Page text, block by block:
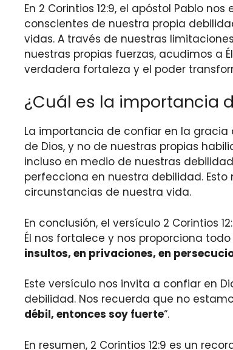
En 2 Corintios 12:9, el apóstol Pablo
conscientes de nuestra propia
vidas. A través de nuestras
nuestras propias fuerzas, acudimos a
verdadera fortaleza y el poder
¿Cuál es la importancia
La importancia de confiar en la gracia
de Dios, y no de nuestras propias
incluso en medio de nuestras
perfecciona en nuestra debilidad.
circunstancias de nuestra vida.
En conclusión, el versículo 2 Corintios
Él nos fortalece y nos proporciona
insultos, en privaciones, en
Este versículo nos invita a confiar en
debilidad. Nos recuerda que no
débil, entonces soy fuerte“.
En resumen, 2 Corintios 12:9 es un